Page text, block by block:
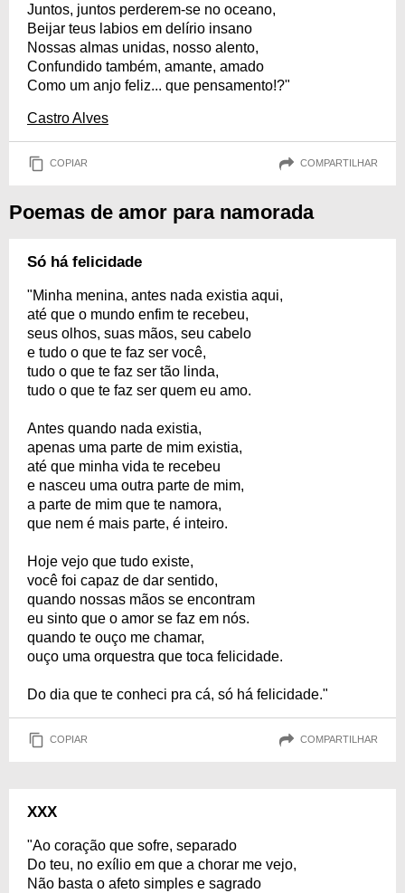
Juntos, juntos perderem-se no oceano,
Beijar teus labios em delírio insano
Nossas almas unidas, nosso alento,
Confundido também, amante, amado
Como um anjo feliz... que pensamento!?"
Castro Alves
COPIAR COMPARTILHAR
Poemas de amor para namorada
Só há felicidade
"Minha menina, antes nada existia aqui,
até que o mundo enfim te recebeu,
seus olhos, suas mãos, seu cabelo
e tudo o que te faz ser você,
tudo o que te faz ser tão linda,
tudo o que te faz ser quem eu amo.
Antes quando nada existia,
apenas uma parte de mim existia,
até que minha vida te recebeu
e nasceu uma outra parte de mim,
a parte de mim que te namora,
que nem é mais parte, é inteiro.
Hoje vejo que tudo existe,
você foi capaz de dar sentido,
quando nossas mãos se encontram
eu sinto que o amor se faz em nós.
quando te ouço me chamar,
ouço uma orquestra que toca felicidade.
Do dia que te conheci pra cá, só há felicidade."
COPIAR COMPARTILHAR
XXX
"Ao coração que sofre, separado
Do teu, no exílio em que a chorar me vejo,
Não basta o afeto simples e sagrado